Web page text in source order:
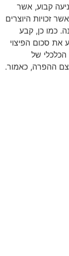
קבוע, אשר
זכויות היוצרים
כמו כן, קבע
את סכום הפיצוי
של
ההפרה, כאמור.